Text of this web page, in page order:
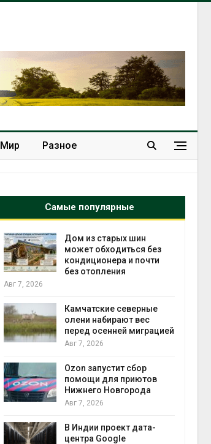
Мир Разное
Самые популярные
Дом из старых шин
может обходиться без
кондиционера и почти
без отопления
Авг 7, 2026
Камчатские северные
олени набирают вес
перед осенней миграцией
Авг 7, 2026
Ozon запустит сбор
помощи для приютов
Нижнего Новгорода
Авг 7, 2026
В Индии проект дата-
центра Google